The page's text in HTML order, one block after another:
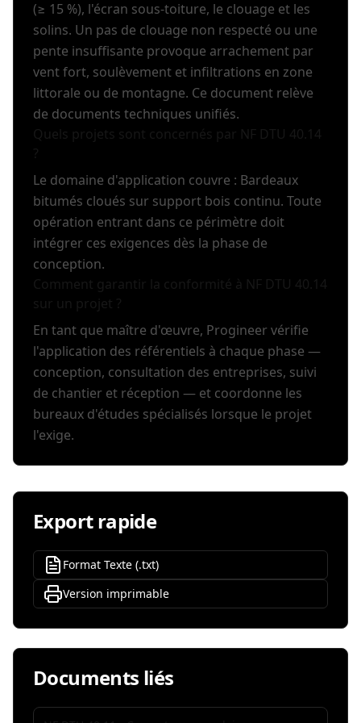
(≥ 15 %), l'écran sous-toiture, le clouage et les
solins. Un pas de clouage non respecté ou une
pente insuffisante provoque arrachement par
vent fort, soulèvement et infiltrations en zone
littorale ou de montagne. Ce document relève
de documents techniques unifiés.
Le domaine d'application couvre : Bardeaux
bitumés cloués sur support bois continu. Toute
opération entrant dans ce périmètre doit
intégrer ces exigences dès la phase de
conception.
En tant que maître d'œuvre, Progineer vérifie
l'application des référentiels à chaque phase —
conception, consultation des entreprises, suivi
de chantier et réception — et coordonne les
bureaux d'études spécialisés lorsque le projet
l'exige.
Export rapide
Format Texte (.txt)
Version imprimable
Documents liés